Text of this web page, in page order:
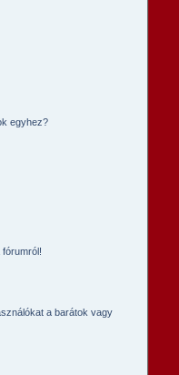
egyhez?
a barátok vagy